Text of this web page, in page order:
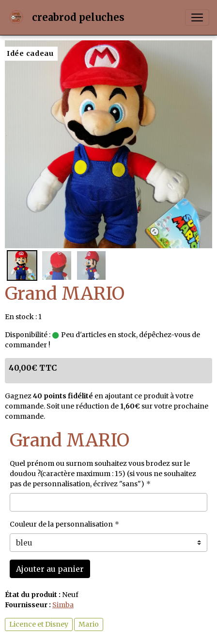
creabrod peluches
Idée cadeau
Grand MARIO
En stock : 1
Disponibilité :
Peu d'articles en stock, dépêchez-vous de
commander !
40,00€ TTC
Gagnez40 points fidélité en ajoutant ce produit à votre
commande. Soit une réduction de 1,60€ sur votre prochaine
commande.
Grand MARIO
Quel prénom ou surnom souhaitez vous brodez sur le
doudou ?(caractère maximum : 15) (si vous ne souhaitez
pas de personnalisation, écrivez "sans")
Couleur de la personnalisation
Ajouter au panier
État du produit : Neuf
Fournisseur : Simba
Licence et Disney Mario